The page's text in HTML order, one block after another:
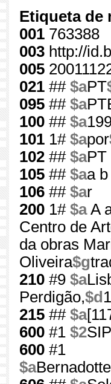
Etiqueta de
001 763388
003 http://
005
021 ## $aPT
095 ## $a
100 ## $a
101 1# $apor
102 ## $aPT
105 ## $aa
106 ## $ar
200 1# $aA
Centro de
da obras
Oliveira$g
210 #9 $a
Perdigão,$d
215 ## $a
600 #1 $2
600 #1
$a